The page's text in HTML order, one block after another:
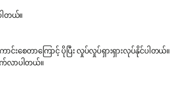
တယ်။
စေတာကြောင့် ပိုပြီး လှုပ်လှုပ်ရှားရှားလုပ်နိုင်ပါတယ်။
လာပါတယ်။